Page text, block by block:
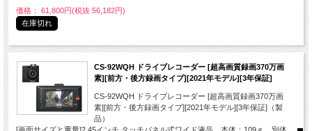
価格： 61,800円(税抜 56,182円)
在庫切れ
CS-92WQH ドライブレコーダー [超高画質録画370万画
素][前方・後方録画タイプ][2021年モデル][3年保証]
CS-92WQH ドライブレコーダー [超高画質録画370万画
素][前方・後方録画タイプ][2021年モデル][3年保証]（製
品）